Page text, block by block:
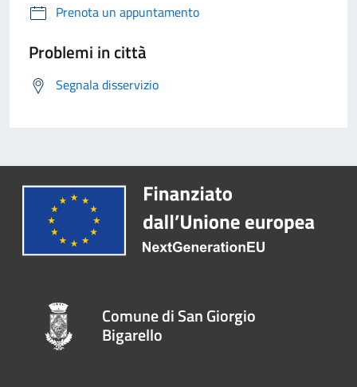
Prenota un appuntamento
Problemi in città
Segnala disservizio
Comune di San Giorgio
Bigarello